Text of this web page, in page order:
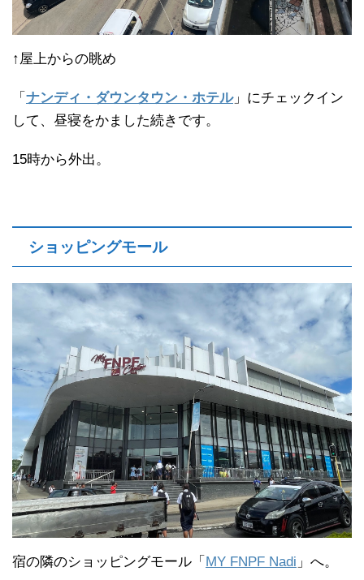
↑屋上からの眺め
「 ナンディ・ダウンタウン・ホテル」にチェックイン
して、昼寝をかました続きです。
15時から外出。
ショッピングモール
宿の隣のショッピングモール「 MY FNPF Nadi 」へ。